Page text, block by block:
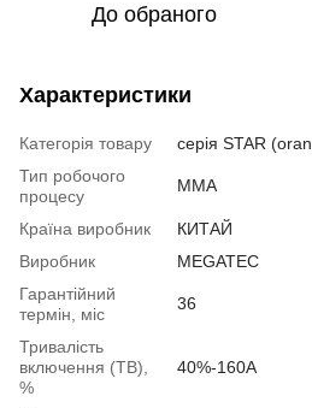
До обраного
Характеристики
Категорія товару
серія STAR
Тип робочого
процесу
MMA
Країна виробник
КИТАЙ
Виробник
MEGATEC
Гарантійний
термін, міс
36
Тривалість
включення (ТВ),
%
40%-160A